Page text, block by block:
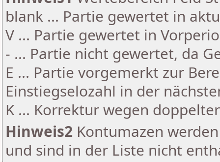
blank ... Partie gewertet in
V ... Partie gewertet in
- ... Partie nicht gewertet, da
E ... Partie vorgemerkt zur
Einstiegselozahl in der
K ... Korrektur wegen
Hinweis2 Kontumazen
und sind in der Liste nicht